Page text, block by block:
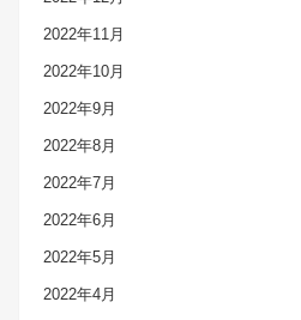
2022年11月
2022年10月
2022年9月
2022年8月
2022年7月
2022年6月
2022年5月
2022年4月